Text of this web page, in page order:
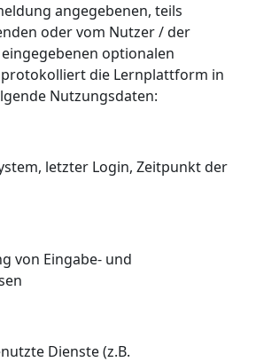
angegebenen, teils
oder vom Nutzer / der
optionalen
die Lernplattform in
Nutzungsdaten:
letzter Login, Zeitpunkt der
Eingabe- und
Dienste (z.B.